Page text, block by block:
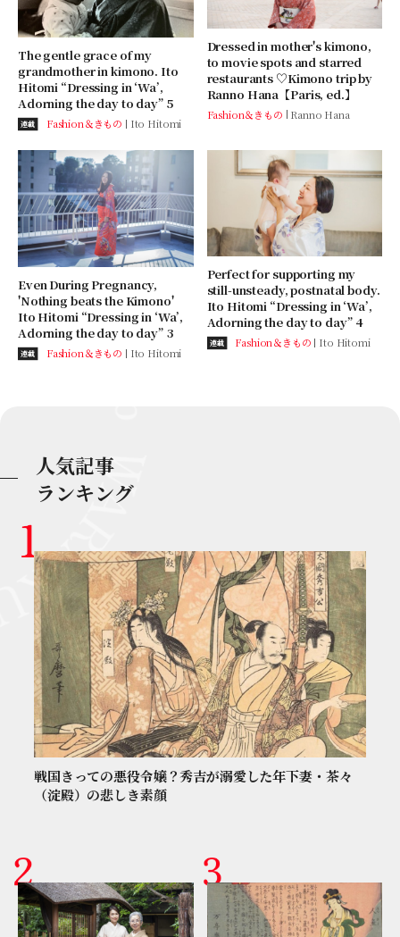
The gentle grace of my
grandmother in kimono. Ito
Hitomi “Dressing in ‘Wa’,
Adorning the day to day” 5
連載 Fashion＆きもの Ito Hitomi
Dressed in mother's kimono,
to movie spots and starred
restaurants ♡Kimono trip by
Ranno Hana【Paris, ed.】
Fashion＆きもの Ranno Hana
Even During Pregnancy,
'Nothing beats the Kimono'
Ito Hitomi “Dressing in ‘Wa’,
Adorning the day to day” 3
連載 Fashion＆きもの Ito Hitomi
Perfect for supporting my
still-unsteady, postnatal body.
Ito Hitomi “Dressing in ‘Wa’,
Adorning the day to day” 4
連載 Fashion＆きもの Ito Hitomi
人気記事
ランキング
戦国きっての悪役令嬢？秀吉が溺愛した年下妻・茶々
（淀殿）の悲しき素顔